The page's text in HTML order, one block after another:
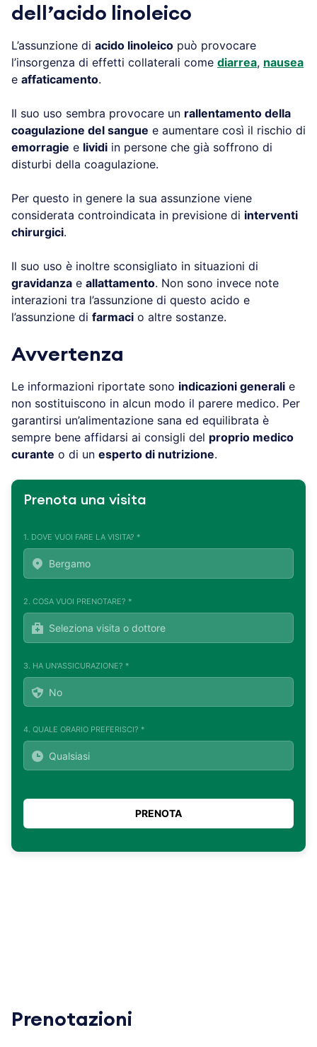
dell’acido linoleico
L’assunzione di acido linoleico può provocare
l’insorgenza di effetti collaterali come diarrea, nausea
e affaticamento.
Il suo uso sembra provocare un rallentamento della
coagulazione del sangue e aumentare così il rischio di
emorragie e lividi in persone che già soffrono di
disturbi della coagulazione.
Per questo in genere la sua assunzione viene
considerata controindicata in previsione di interventi
chirurgici.
Il suo uso è inoltre sconsigliato in situazioni di
gravidanza e allattamento. Non sono invece note
interazioni tra l’assunzione di questo acido e
l’assunzione di farmaci o altre sostanze.
Avvertenza
Le informazioni riportate sono indicazioni generali e
non sostituiscono in alcun modo il parere medico. Per
garantirsi un’alimentazione sana ed equilibrata è
sempre bene affidarsi ai consigli del proprio medico
curante o di un esperto di nutrizione.
Prenota una visita
1. DOVE VUOI FARE LA VISITA? *
2. COSA VUOI PRENOTARE? *
3. HA UN'ASSICURAZIONE? *
4. QUALE ORARIO PREFERISCI? *
Prenotazioni